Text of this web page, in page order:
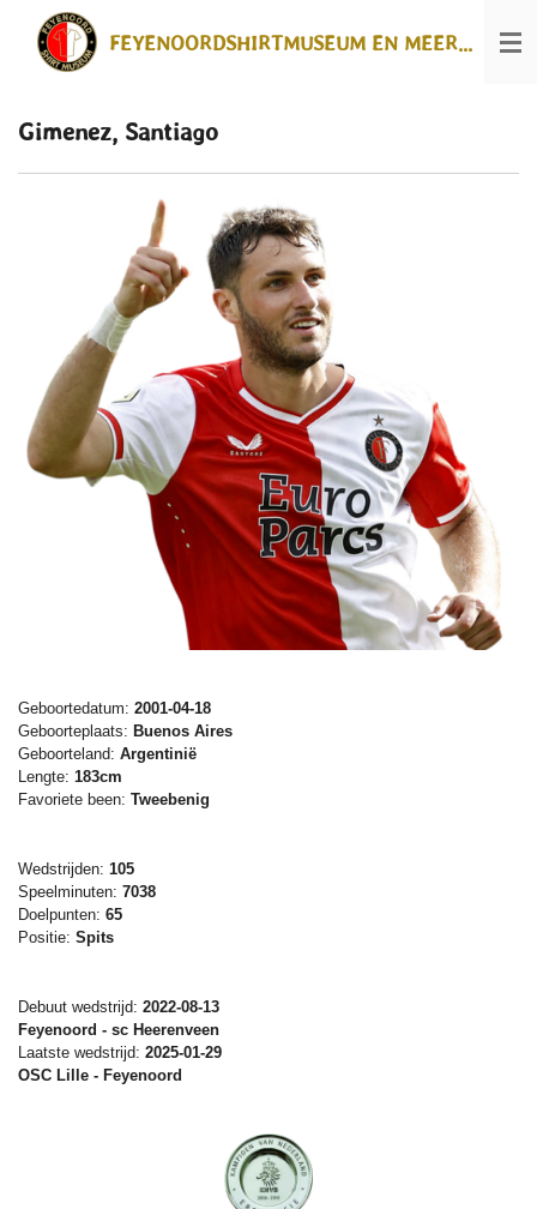
direct
FEYENOORDSHIRTMUSEUM EN MEER...
Gimenez, Santiago
Geboortedatum: 2001-04-18
Geboorteplaats: Buenos Aires
Geboorteland: Argentinië
Lengte: 183cm
Favoriete been: Tweebenig
Wedstrijden: 105
Speelminuten: 7038
Doelpunten: 65
Positie: Spits
Debuut wedstrijd: 2022-08-13
Feyenoord - sc Heerenveen
Laatste wedstrijd: 2025-01-29
OSC Lille - Feyenoord